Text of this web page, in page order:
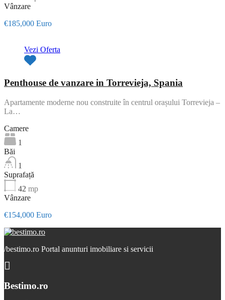
Vânzare
€185,000 Euro
Vezi Oferta
Penthouse de vanzare in Torrevieja, Spania
Apartamente moderne nou construite în centrul orașului Torrevieja –
La…
Camere
1
Băi
1
Suprafață
42 mp
Vânzare
€154,000 Euro
/bestimo.ro Portal anunturi imobiliare si servicii
Bestimo.ro